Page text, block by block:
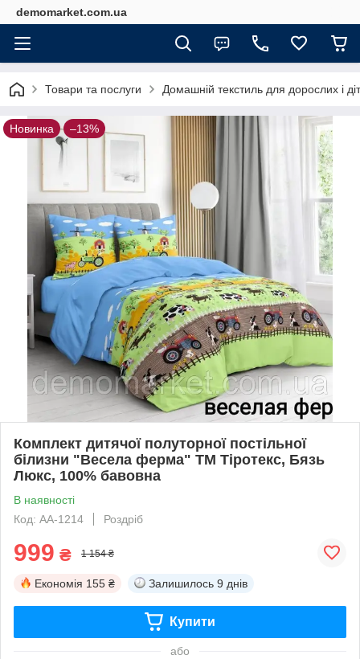
demomarket.com.ua
Товари та послуги Домашній текстиль для дорослих і
Новинка –13%
Комплект дитячої полуторної постільної
білизни "Весела ферма" ТМ Тіротекс, Бязь
Люкс, 100% бавовна
В наявності
Код: АА-1214
Роздріб
999 ₴ 1 154 ₴
Економія 155 ₴ Залишилось 9 днів
Купити
або